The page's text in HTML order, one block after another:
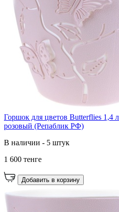
Горшок для цветов Butterflies 1,4
розовый (Репаблик РФ)
В наличии - 5 штук
1 600 тенге
Добавить в корзину